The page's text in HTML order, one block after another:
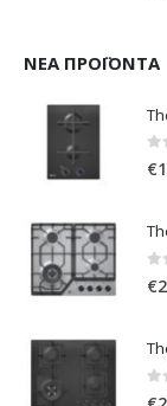
ΝΈΑ ΠΡΟΪΌΝΤΑ
0
€
0
€
0